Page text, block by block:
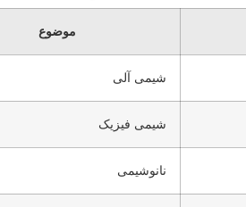
موضوع
شیمی آلی
شیمی فیزیک
نانوشیمی